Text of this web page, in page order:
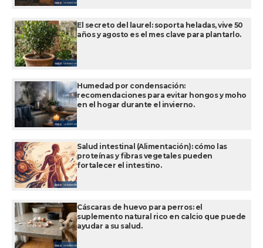
El secreto del laurel: soporta heladas, vive 50
años y agosto es el mes clave para plantarlo.
Humedad por condensación:
recomendaciones para evitar hongos y moho
en el hogar durante el invierno.
Salud intestinal (Alimentación): cómo las
proteínas y fibras vegetales pueden
fortalecer el intestino.
Cáscaras de huevo para perros: el
suplemento natural rico en calcio que puede
ayudar a su salud.